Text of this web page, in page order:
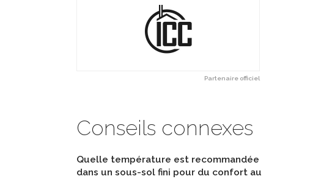
Partenaire officiel
Conseils connexes
Quelle température est recommandée
dans un sous-sol fini pour du confort au